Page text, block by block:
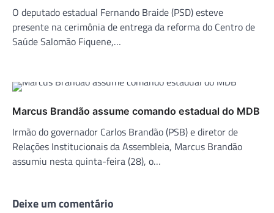
O deputado estadual Fernando Braide (PSD) esteve
presente na cerimônia de entrega da reforma do Centro de
Saúde Salomão Fiquene,…
Marcus Brandão assume comando estadual do MDB
Irmão do governador Carlos Brandão (PSB) e diretor de
Relações Institucionais da Assembleia, Marcus Brandão
assumiu nesta quinta-feira (28), o…
Deixe um comentário